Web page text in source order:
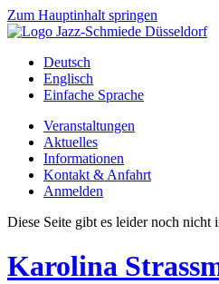
Zum Hauptinhalt springen
Deutsch
Englisch
Einfache Sprache
Veranstaltungen
Aktuelles
Informationen
Kontakt & Anfahrt
Anmelden
Diese Seite gibt es leider noch nicht
Karolina